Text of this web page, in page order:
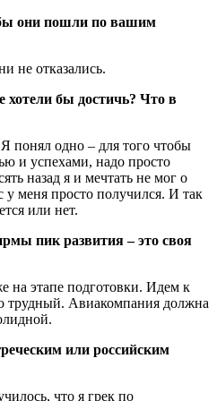
они пошли по вашим
не отказались.
хотели бы достичь? Что в
понял одно – для того чтобы
и успехами, надо просто
назад я и мечтать не мог о
у меня просто получился. И так
или нет.
пик развития – это своя
на этапе подготовки. Идем к
трудный. Авиакомпания должна
или российским
что я грек по